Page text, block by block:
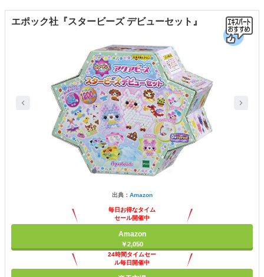
エポック社『スタービーズ デビューセット』
出典： Amazon
毎日お得なタイム
セール開催中
Amazon
￥2,050
24時間タイムセー
ル毎日開催中